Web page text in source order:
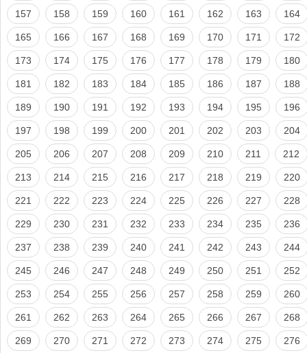
157 158 159 160 161 162 163 164
165 166 167 168 169 170 171 172
173 174 175 176 177 178 179 180
181 182 183 184 185 186 187 188
189 190 191 192 193 194 195 196
197 198 199 200 201 202 203 204
205 206 207 208 209 210 211 212
213 214 215 216 217 218 219 220
221 222 223 224 225 226 227 228
229 230 231 232 233 234 235 236
237 238 239 240 241 242 243 244
245 246 247 248 249 250 251 252
253 254 255 256 257 258 259 260
261 262 263 264 265 266 267 268
269 270 271 272 273 274 275 276